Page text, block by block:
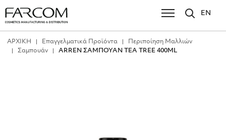
EN
ΑΡΧΙΚΗ Επαγγελματικά Προϊόντα
Περιποίηση Μαλλιών
Σαμπουάν
ARREN ΣΑΜΠΟΥΑΝ TEA TREE 400ML